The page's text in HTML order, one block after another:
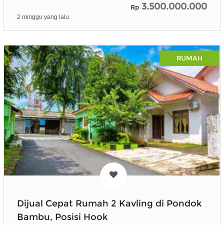
Rp 3.500.000.000
2 minggu yang lalu
RUMAH
Dijual Cepat Rumah 2 Kavling di Pondok
Bambu, Posisi Hook